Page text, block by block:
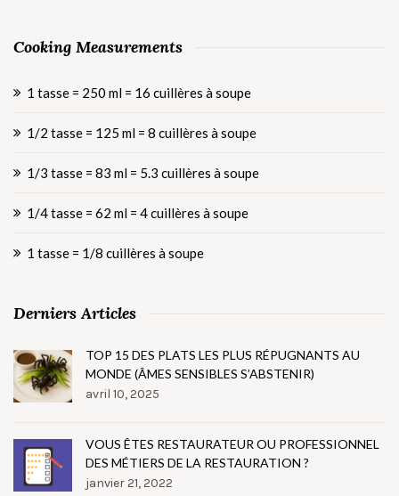
Cooking Measurements
1 tasse = 250 ml = 16 cuillères à soupe
1/2 tasse = 125 ml = 8 cuillères à soupe
1/3 tasse = 83 ml = 5.3 cuillères à soupe
1/4 tasse = 62 ml = 4 cuillères à soupe
1 tasse = 1/8 cuillères à soupe
Derniers Articles
TOP 15 DES PLATS LES PLUS RÉPUGNANTS AU
MONDE (ÂMES SENSIBLES S’ABSTENIR)
avril 10, 2025
VOUS ÊTES RESTAURATEUR OU PROFESSIONNEL
DES MÉTIERS DE LA RESTAURATION ?
janvier 21, 2022